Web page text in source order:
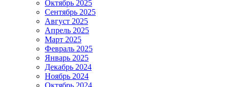
Октябрь 2025
Сентябрь 2025
Август 2025
Апрель 2025
Март 2025
Февраль 2025
Январь 2025
Декабрь 2024
Ноябрь 2024
Октябрь 2024